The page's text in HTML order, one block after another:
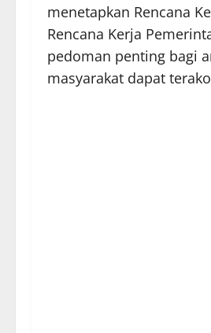
menetapkan Rencana
Rencana Kerja
pedoman penting bagi
masyarakat dapat